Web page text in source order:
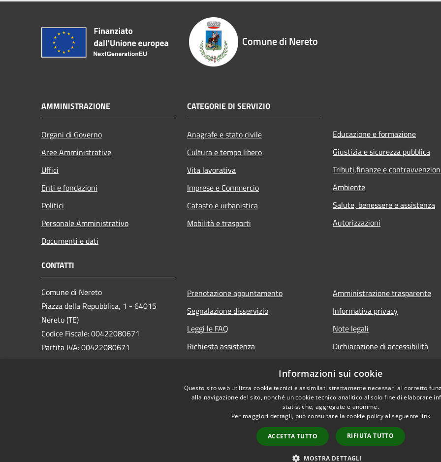
Comune di Nereto
AMMINISTRAZIONE
Organi di Governo
Aree Amministrative
Uffici
Enti e fondazioni
Politici
Personale Amministrativo
Documenti e dati
CATEGORIE DI SERVIZIO
Anagrafe e stato civile
Cultura e tempo libero
Vita lavorativa
Imprese e Commercio
Catasto e urbanistica
Mobilità e trasporti
Educazione e formazione
Giustizia e sicurezza pubblica
Tributi,finanze e
Ambiente
Salute, benessere e assistenza
Autorizzazioni
CONTATTI
Comune di Nereto
Piazza della Repubblica, 1 - 64015
Nereto (TE)
Codice Fiscale: 00422080671
Partita IVA: 00422080671
Prenotazione appuntamento
Segnalazione disservizio
Leggi le FAQ
Richiesta assistenza
Amministrazione trasparente
Informativa privacy
Note legali
Dichiarazione di accessibilità
Copyright © 2026 •
Informazioni sui cookie
Questo sito web utilizza cookie tecnici e assimilati strettamente necessari al corretto
alla navigazione del sito, nonché un cookie tecnico analitico al solo fine di elaborare
statistiche, aggregate e anonime.
Per maggiori dettagli, può consultare la cookie policy al seguente link
ACCETTA TUTTO RIFIUTA TUTTO
MOSTRA DETTAGLI